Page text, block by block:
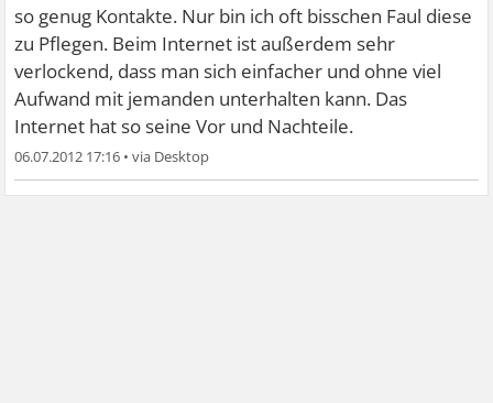
so genug Kontakte. Nur bin ich oft bisschen Faul diese
zu Pflegen. Beim Internet ist außerdem sehr
verlockend, dass man sich einfacher und ohne viel
Aufwand mit jemanden unterhalten kann. Das
Internet hat so seine Vor und Nachteile.
06.07.2012 17:16 •